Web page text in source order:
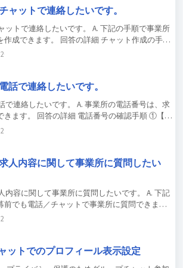
い場合 ⇒ Q. 応募前に求人内容に関して事業所
ャ
る機能です。 また、下記のような、あなたと繋
チャットの種類 下記の2種類が
※法人側は複数人の担当者が参加している場合
じチャットに参加します。 ※あなたの名前
写真は、グループ内の他のパートナーには表示
示設定を変更したい場合は「グループチャット
示設定」をご確認ください。 チャットの通
や変更については、「アプリ／メールの通知
す。 ファイルの送信 ファイル（画
ャットで連絡したいです。
絡したいです。 A. 下記の手順で事業所
回答の詳細 チャット作成の手順
新しいチャットを作成」を押す ②「法人」
こちらにお問い合わせください。
+0900
話で連絡したいです。
です。 A. 事業所の電話番号は、求
番号の確認手順 ①【カ
を探す】から該当の求人を選択 ②求人詳細
ちらにお問い合わせ
+0900
人内容に関して事業所に質問したい
容に関して事業所に質問したいです。 A. 下記
前でも電話／チャットで事業所に質問できま
／削除 メッセージを送信後、15分以内であれ
+0900
ットでのプロフィール表示設定